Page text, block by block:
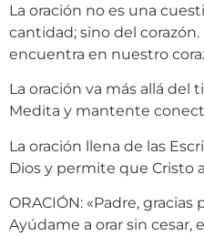
La oración no es una
cantidad; sino del
encuentra en nuestro
La oración va más allá del
Medita y mantente
La oración llena de las
Dios y permite que Cristo
ORACIÓN: «Padre,
Ayúdame a orar sin cesar,